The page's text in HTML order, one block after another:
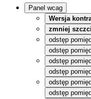
Panel wcag
Wersja
zmniej
odstęp
odstęp
odstęp
odstęp
odstęp
odstęp